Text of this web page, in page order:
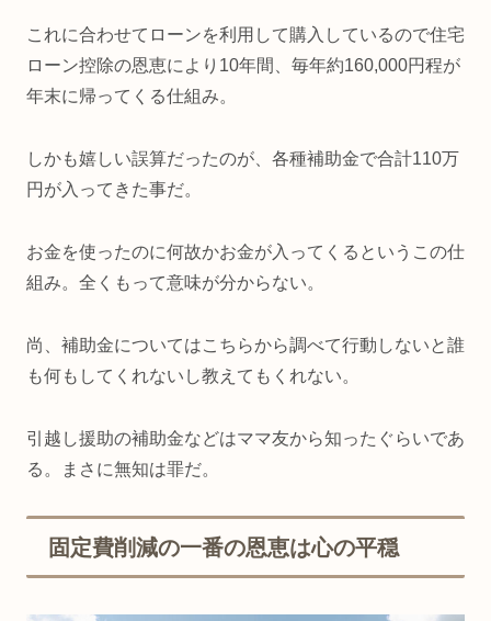
これに合わせてローンを利用して購入しているので住宅
ローン控除の恩恵により10年間、毎年約160,000円程が
年末に帰ってくる仕組み。
しかも嬉しい誤算だったのが、各種補助金で合計110万
円が入ってきた事だ。
お金を使ったのに何故かお金が入ってくるというこの仕
組み。全くもって意味が分からない。
尚、補助金についてはこちらから調べて行動しないと誰
も何もしてくれないし教えてもくれない。
引越し援助の補助金などはママ友から知ったぐらいであ
る。まさに無知は罪だ。
固定費削減の一番の恩恵は心の平穏